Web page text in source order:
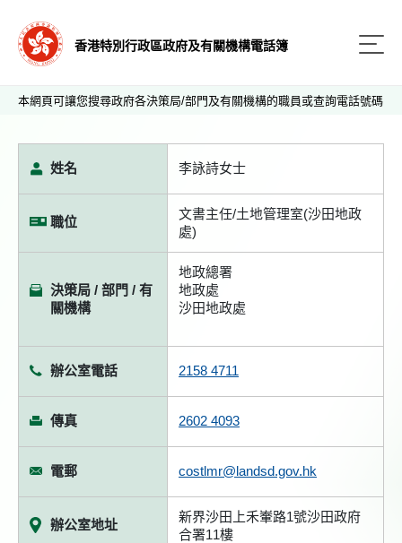
香港特別行政區政府及有關機構電話簿
本網頁可讓您搜尋政府各決策局/部門及有關機構的職員或查詢電話號碼
姓名 李詠詩女士
職位
文書主任/土地管理室(沙田地政
處)
決策局 / 部門 / 有
關機構
地政總署
地政處
沙田地政處
辦公室電話 2158 4711
傳真 2602 4093
電郵 costlmr@landsd.gov.hk
辦公室地址
新界沙田上禾輋路1號沙田政府
合署11樓